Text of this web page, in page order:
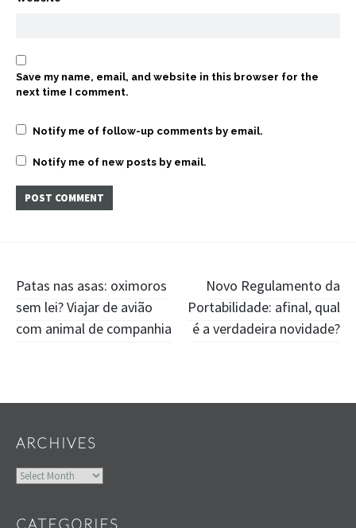
Save my name, email, and website in this browser for the
next time I comment.
Notify me of follow-up comments by email.
Notify me of new posts by email.
Post
navigation
Patas nas asas: oximoros
sem lei? Viajar de avião
com animal de companhia
Novo Regulamento da
Portabilidade: afinal, qual
é a verdadeira novidade?
ARCHIVES
Archives
CATEGORIES